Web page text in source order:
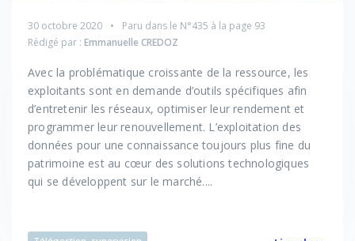
30 octobre 2020 Paru dans le N°435 à la page 93
Rédigé par : Emmanuelle CREDOZ
Avec la problématique croissante de la ressource, les
exploitants sont en demande d’outils spécifiques afin
d’entretenir les réseaux, optimiser leur rendement et
programmer leur renouvellement. L’exploitation des
données pour une connaissance toujours plus fine du
patrimoine est au cœur des solutions technologiques
qui se développent sur le marché....